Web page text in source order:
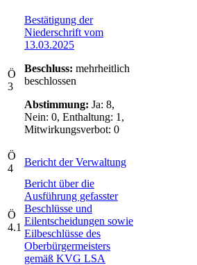
Ö
3
Bestätigung der
Niederschrift vom
13.03.2025
Beschluss: mehrheitlich
beschlossen
Abstimmung: Ja: 8,
Nein: 0, Enthaltung: 1,
Mitwirkungsverbot: 0
Ö
4
Bericht der Verwaltung
Ö
4.1
Bericht über die
Ausführung gefasster
Beschlüsse und
Eilentscheidungen sowie
Eilbeschlüsse des
Oberbürgermeisters
gemäß KVG LSA